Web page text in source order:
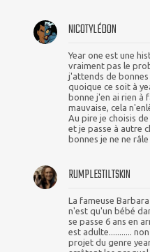
NICOTYLÉDON
Year one est une
vraiment pas le
j'attends de
quoique ce soit à
bonne j'en ai rien à
mauvaise, cela
Au pire je choisis
et je passe à autre
bonnes je ne ne râle
RUMPLESTILTSKIN
La fameuse
n'est qu'un bébé
se passe 6 ans en
est adulte...........
projet du genre